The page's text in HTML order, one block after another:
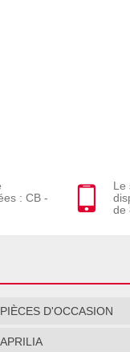
: CB -
Le
de
PIÈCES D'OCCASION
APRILIA